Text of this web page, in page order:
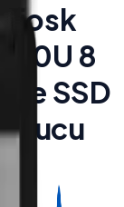
8
SSD